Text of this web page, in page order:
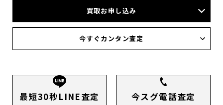
買取お申し込み
宅配買取
今すぐカンタン査定
メール査定
最短30秒LINE査定 今スグ電話査定